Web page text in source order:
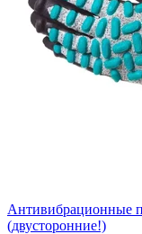
Антивибрационные
(двусторонние!)